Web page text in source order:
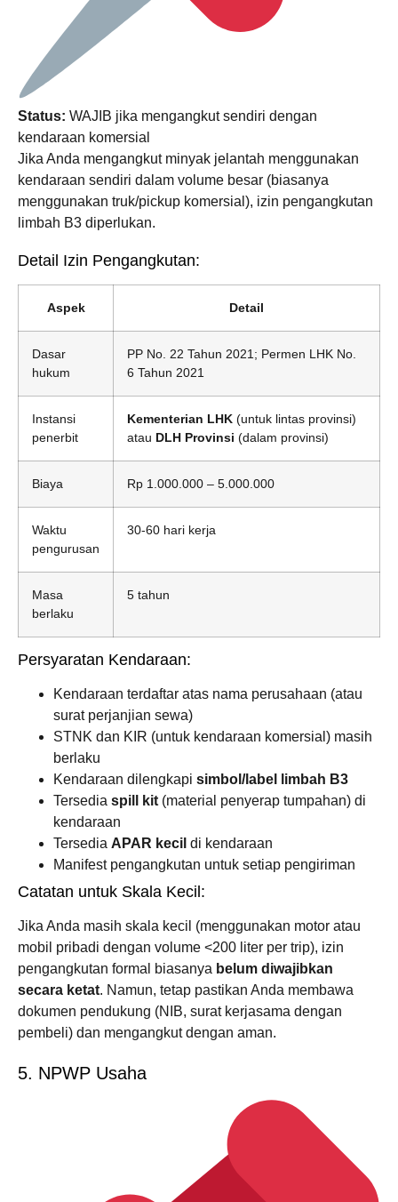
Status: WAJIB jika mengangkut sendiri dengan
kendaraan komersial
Jika Anda mengangkut minyak jelantah menggunakan
kendaraan sendiri dalam volume besar (biasanya
menggunakan truk/pickup komersial), izin pengangkutan
limbah B3 diperlukan.
Detail Izin Pengangkutan:
Aspek Detail
Dasar
hukum
PP No. 22 Tahun 2021; Permen LHK No.
6 Tahun 2021
Instansi
penerbit
Kementerian LHK (untuk lintas provinsi)
atau DLH Provinsi (dalam provinsi)
Biaya Rp 1.000.000 – 5.000.000
Waktu
pengurusan
30-60 hari kerja
Masa
berlaku
5 tahun
Persyaratan Kendaraan:
Kendaraan terdaftar atas nama perusahaan (atau
surat perjanjian sewa)
STNK dan KIR (untuk kendaraan komersial) masih
berlaku
Kendaraan dilengkapi simbol/label limbah B3
Tersedia spill kit (material penyerap tumpahan) di
kendaraan
Tersedia APAR kecil di kendaraan
Manifest pengangkutan untuk setiap pengiriman
Catatan untuk Skala Kecil:
Jika Anda masih skala kecil (menggunakan motor atau
mobil pribadi dengan volume <200 liter per trip), izin
pengangkutan formal biasanya belum diwajibkan
secara ketat. Namun, tetap pastikan Anda membawa
dokumen pendukung (NIB, surat kerjasama dengan
pembeli) dan mengangkut dengan aman.
5. NPWP Usaha